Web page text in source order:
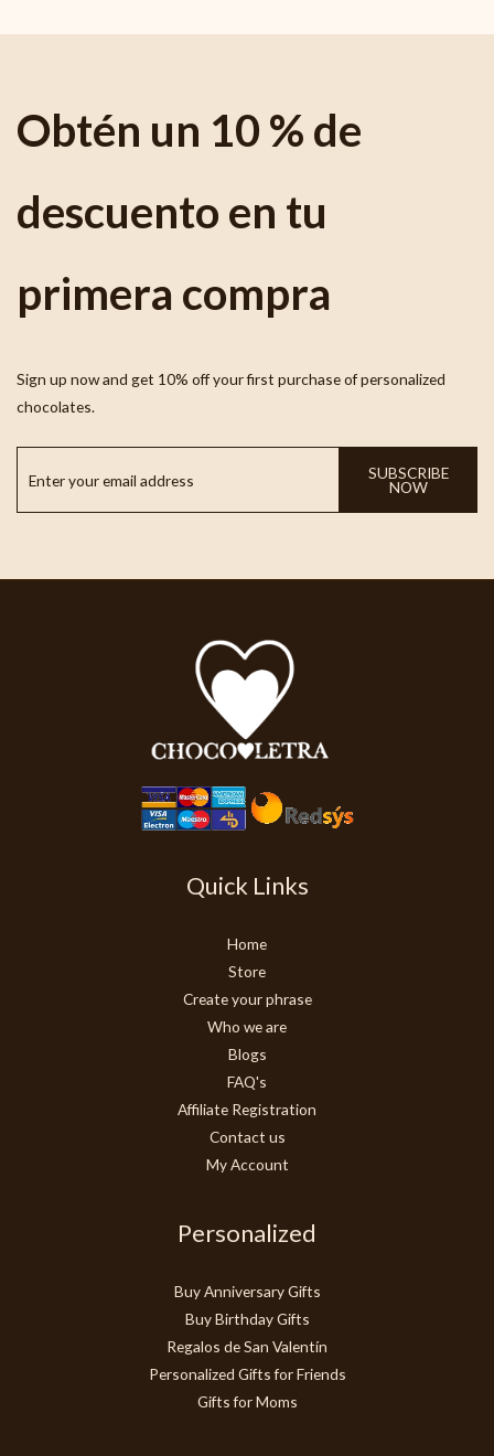
Obtén un 10 % de
descuento en tu
primera compra
Sign up now and get 10% off your first purchase of personalized
chocolates.
SUBSCRIBE
NOW
Quick Links
Home
Store
Create your phrase
Who we are
Blogs
FAQ's
Affiliate Registration
Contact us
My Account
Personalized
Buy Anniversary Gifts
Buy Birthday Gifts
Regalos de San Valentín
Personalized Gifts for Friends
Gifts for Moms